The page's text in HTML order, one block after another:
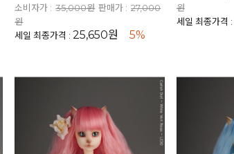
소비자가 : 35,000원 판매가 : 27,000
원
세일 최종가격 :25,650원 5%
원
세일 최종가격 :